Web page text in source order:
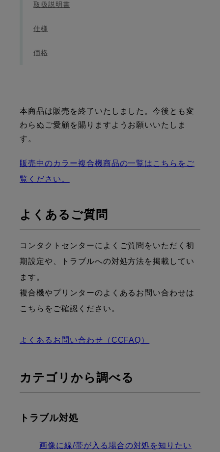
取扱説明書
仕様
価格
本商品は販売を終了いたしました。今後とも変
わらぬご愛顧を賜りますようお願いいたしま
す。
販売中のカラー複合機商品の一覧はこちらをご
覧ください。
よくあるご質問
コンタクトセンターによくご質問をいただく初
期設定や、トラブルへの対処方法を掲載してい
ます。
複合機やプリンターのよくあるお問い合わせは
こちらをご確認ください。
よくあるお問い合わせ（CCFAQ）
カテゴリから調べる
トラブル対処
画像に線/帯が入る場合の対処を知りたい